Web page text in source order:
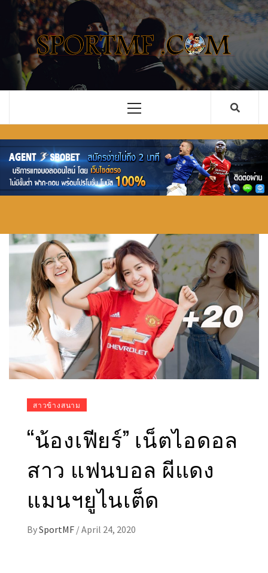
content
รวม ข่าว
ฟุตบอล
อัพเดตใหม่
ทั้งไทย และ
ต่างประเทศ
เว็บไซต์ ข่าวสารในวงการกีฬาลูกหนัง ทั้งไทยและ
ต่างประเทศ ที่จะคอยอัพเดตข่าวลือ ข่าวด่วน การ
ซื้อขายนักเตะ คอบอลอย่างคุณไม่ควรพลาด
Primary
Menu
สาวข้างสนาม
“น้องเฟียร์” เน็ตไอดอล
สาว แฟนบอล ผีแดง
แมนฯยูไนเต็ด
BySportMF /April 24, 2020